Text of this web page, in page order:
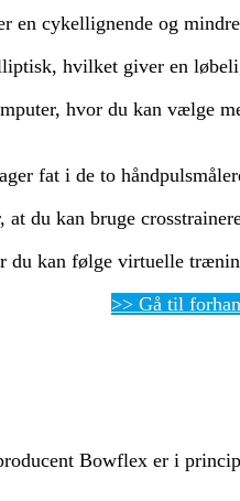
en cykellignende og
hvilket giver en
hvor du kan vælge
fat i de to
du kan bruge
kan følge virtuelle
>> Gå til
Bowflex er i